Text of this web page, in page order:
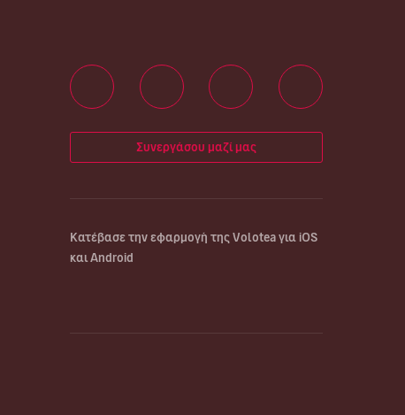
Συνεργάσου μαζί μας
Κατέβασε την εφαρμογή της Volotea για iOS
και Android